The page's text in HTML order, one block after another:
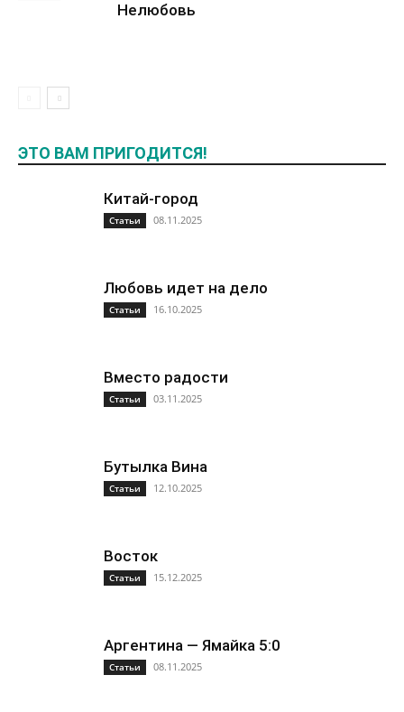
Нелюбовь
ЭТО ВАМ ПРИГОДИТСЯ!
Китай-город
Статьи 08.11.2025
Любовь идет на дело
Статьи 16.10.2025
Вместо радости
Статьи 03.11.2025
Бутылка Вина
Статьи 12.10.2025
Восток
Статьи 15.12.2025
Аргентина — Ямайка 5:0
Статьи 08.11.2025